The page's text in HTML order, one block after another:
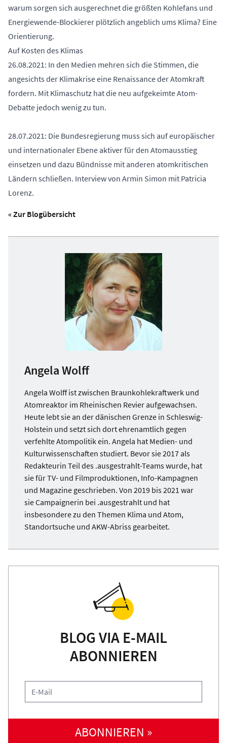
warum sorgen sich ausgerechnet die größten Kohlefans und
Energiewende-Blockierer plötzlich angeblich ums Klima? Eine
Orientierung.
Auf Kosten des Klimas
26.08.2021: In den Medien mehren sich die Stimmen, die
angesichts der Klimakrise eine Renaissance der Atomkraft
fordern. Mit Klimaschutz hat die neu aufgekeimte Atom-
Debatte jedoch wenig zu tun.
28.07.2021: Die Bundesregierung muss sich auf europäischer
und internationaler Ebene aktiver für den Atomausstieg
einsetzen und dazu Bündnisse mit anderen atomkritischen
Ländern schließen. Interview von Armin Simon mit Patricia
Lorenz.
« Zur Blogübersicht
Angela Wolff
Angela Wolff ist zwischen Braunkohlekraftwerk und
Atomreaktor im Rheinischen Revier aufgewachsen.
Heute lebt sie an der dänischen Grenze in Schleswig-
Holstein und setzt sich dort ehrenamtlich gegen
verfehlte Atompolitik ein. Angela hat Medien- und
Kulturwissenschaften studiert. Bevor sie 2017 als
Redakteurin Teil des .ausgestrahlt-Teams wurde, hat
sie für TV- und Filmproduktionen, Info-Kampagnen
und Magazine geschrieben. Von 2019 bis 2021 war
sie Campaignerin bei .ausgestrahlt und hat
insbesondere zu den Themen Klima und Atom,
Standortsuche und AKW-Abriss gearbeitet.
BLOG VIA E-MAIL
ABONNIEREN
ABONNIEREN »